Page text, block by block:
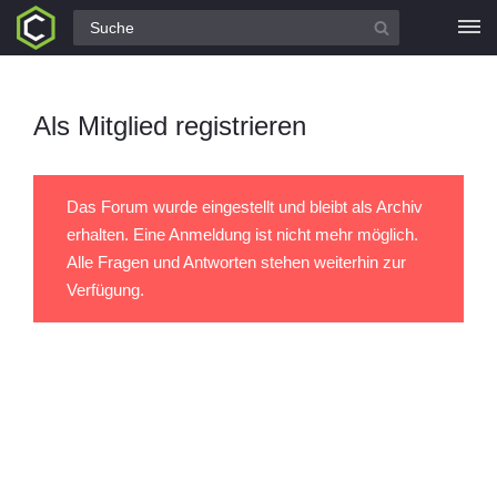
Alle Fragen
Als Mitglied registrieren
Das Forum wurde eingestellt und bleibt als Archiv
erhalten. Eine Anmeldung ist nicht mehr möglich.
Alle Fragen und Antworten stehen weiterhin zur
Verfügung.